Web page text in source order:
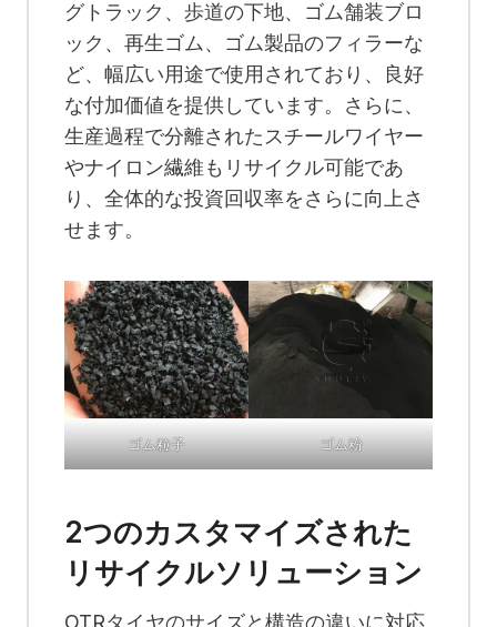
グトラック、歩道の下地、ゴム舗装ブロ
ック、再生ゴム、ゴム製品のフィラーな
ど、幅広い用途で使用されており、良好
な付加価値を提供しています。さらに、
生産過程で分離されたスチールワイヤー
やナイロン繊維もリサイクル可能であ
り、全体的な投資回収率をさらに向上さ
せます。
ゴム粒子 ゴム粉
2つのカスタマイズされた
リサイクルソリューション
OTRタイヤのサイズと構造の違いに対応